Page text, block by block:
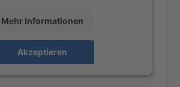
Mehr Informationen
Akzeptieren